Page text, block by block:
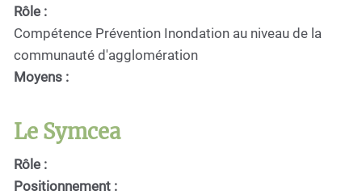
Rôle :
Compétence Prévention Inondation au niveau de la
communauté d'agglomération
Moyens :
Le Symcea
Rôle :
Positionnement :